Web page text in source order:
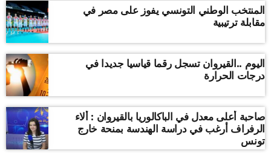
المنتخب الوطني التونسي يفوز على مصر في
مقابلة ترتيبية
اليوم ..القيروان تسجل رقما قياسيا جديدا في
درجات الحرارة
صاحبة أعلى معدل في الباكالوريا بالقيروان : ألاء
الرفراف أرغب في دراسة الهندسة بمنحة خارج
تونس